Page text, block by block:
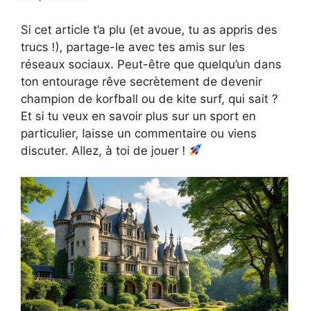
Si cet article t’a plu (et avoue, tu as appris des
trucs !), partage-le avec tes amis sur les
réseaux sociaux. Peut-être que quelqu’un dans
ton entourage rêve secrètement de devenir
champion de korfball ou de kite surf, qui sait ?
Et si tu veux en savoir plus sur un sport en
particulier, laisse un commentaire ou viens
discuter. Allez, à toi de jouer !